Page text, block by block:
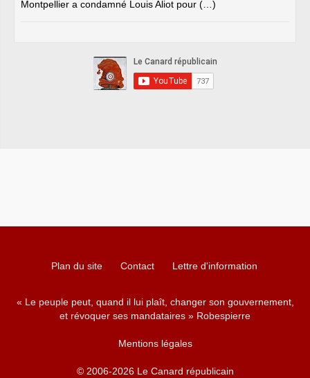
Montpellier a condamné Louis Aliot pour (…)
Plan du site Contact Lettre d'information
« Le peuple peut, quand il lui plaît, changer son gouvernement,
et révoquer ses mandataires » Robespierre
Mentions légales
© 2006-2026 Le Canard républicain